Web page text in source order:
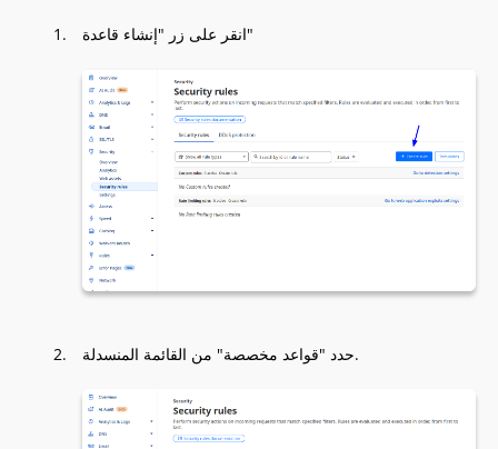
انقر على زر "إنشاء قاعدة"
حدد "قواعد مخصصة" من القائمة المنسدلة.